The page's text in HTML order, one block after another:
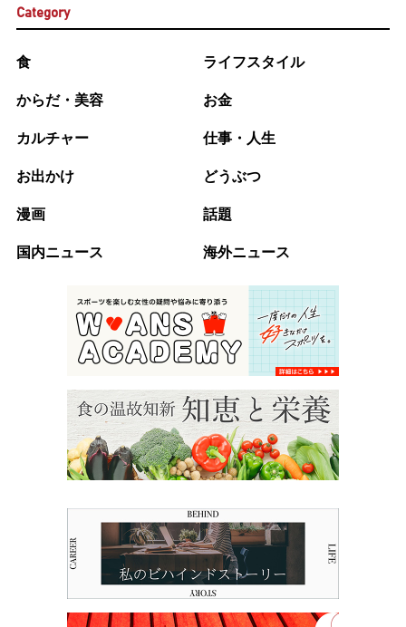
Category
食 ライフスタイル
からだ・美容 お金
カルチャー 仕事・人生
お出かけ どうぶつ
漫画 話題
国内ニュース 海外ニュース